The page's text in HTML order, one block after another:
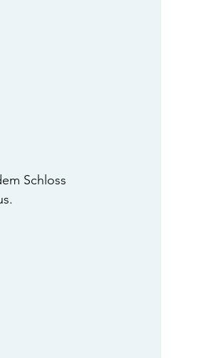
Schloss